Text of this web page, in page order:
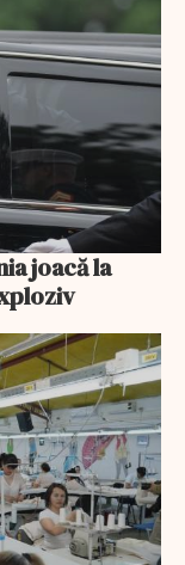
joacă la